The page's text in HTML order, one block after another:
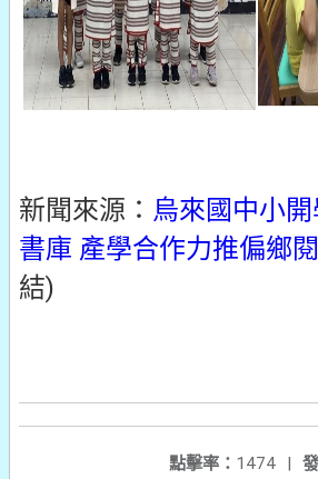
新聞來源： 烏來國中小
書庫 產學合作力推偏鄉
結)
點擊率： 1474 |